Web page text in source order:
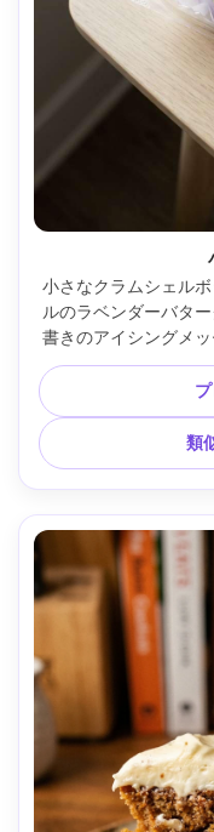
小さなクラムシェル
ルのラベンダーバタ
書きのアイシングメ
とナプキン、清潔で
ドウライト、Sony
ダウンフラットレイ
類